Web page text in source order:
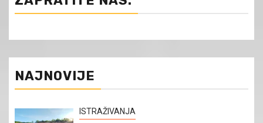
NAJNOVIJE
ISTRAŽIVANJA